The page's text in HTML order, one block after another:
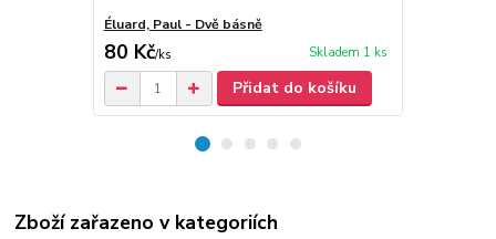
Éluard, Paul - Dvě básně
80 Kč/ks Skladem 1 ks
Přidat do košíku
Zboží zařazeno v kategoriích